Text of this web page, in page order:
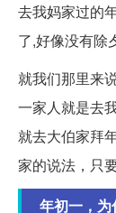
去我妈家过的
了,好像没有除
就我们那里来
一家人就是去
就去大伯家拜
家的说法，只
年初一，